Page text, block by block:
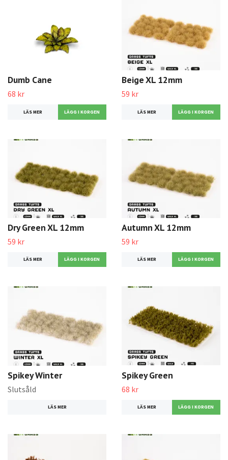
Dumb Cane
68 kr
LÄS MER
Beige XL 12mm
59 kr
LÄS MER
Dry Green XL 12mm
59 kr
LÄS MER
Autumn XL 12mm
59 kr
LÄS MER
Spikey Winter
Slutsåld
LÄS MER
Spikey Green
68 kr
LÄS MER